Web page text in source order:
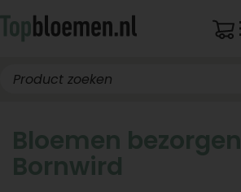
Bloemen bezorgen
Bornwird